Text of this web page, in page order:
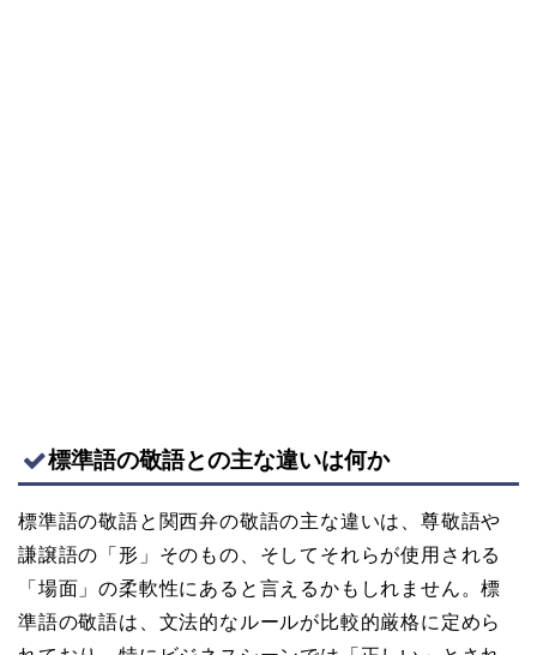
標準語の敬語との主な違いは何か
標準語の敬語と関西弁の敬語の主な違いは、尊敬語や
謙譲語の「形」そのもの、そしてそれらが使用される
「場面」の柔軟性にあると言えるかもしれません。標
準語の敬語は、文法的なルールが比較的厳格に定めら